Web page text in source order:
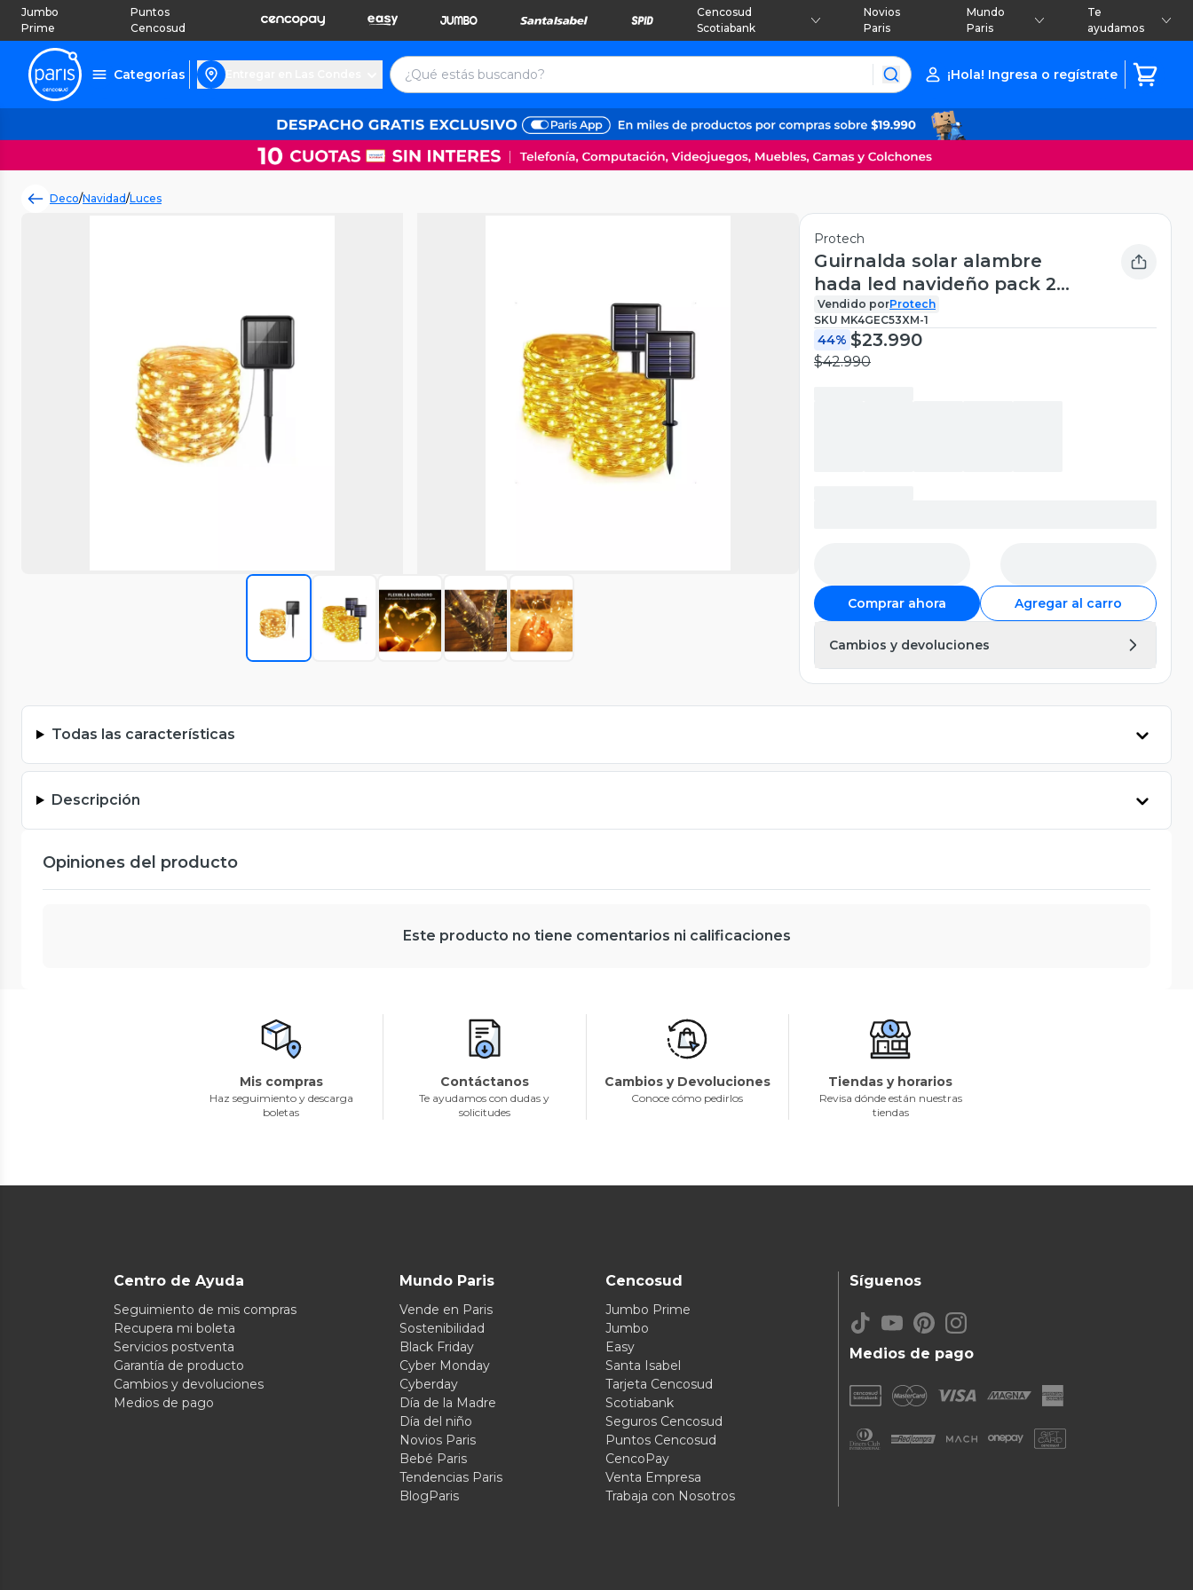
Jumbo
Prime
Puntos
Cencosud
Cencosud
Scotiabank
Novios
Paris
Mundo
Paris
Te
ayudamos
Categorías ¡Hola! Ingresa o regístrate
Deco/Navidad/Luces
Protech
Guirnalda solar alambre
hada led navideño pack 2
x20m luz cálida
Vendido porProtech
SKU MK4GEC53XM-1
44% $23.990
$42.990
Comprar ahora Agregar al carro
Cambios y devoluciones
Todas las características
Descripción
Opiniones del producto
Este producto no tiene comentarios ni calificaciones
Mis compras
Haz seguimiento y descarga
boletas
Contáctanos
Te ayudamos con dudas y
solicitudes
Cambios y Devoluciones
Conoce cómo pedirlos
Tiendas y horarios
Revisa dónde están nuestras
tiendas
Centro de Ayuda
Seguimiento de mis compras
Recupera mi boleta
Servicios postventa
Garantía de producto
Cambios y devoluciones
Medios de pago
Mundo Paris
Vende en Paris
Sostenibilidad
Black Friday
Cyber Monday
Cyberday
Día de la Madre
Día del niño
Novios Paris
Bebé Paris
Tendencias Paris
BlogParis
Cencosud
Jumbo Prime
Jumbo
Easy
Santa Isabel
Tarjeta Cencosud
Scotiabank
Seguros Cencosud
Puntos Cencosud
CencoPay
Venta Empresa
Trabaja con Nosotros
Medios de pago
Síguenos